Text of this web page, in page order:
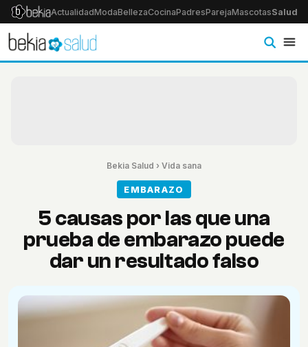
ActualidadModaBellezaCocinaPadresParejaMascotasSalud
Bekia Salud › Vida sana
EMBARAZO
5 causas por las que una
prueba de embarazo puede
dar un resultado falso